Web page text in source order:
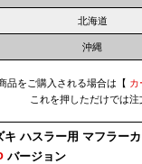
北海道
沖縄
品をご購入される場合は【 カ
これを押しただけでは
キ ハスラー用 マフラー
バージョン